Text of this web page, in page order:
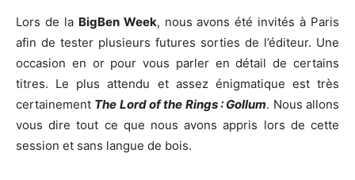
Lors de la BigBen Week, nous avons été invités à Paris
afin de tester plusieurs futures sorties de l’éditeur. Une
occasion en or pour vous parler en détail de certains
titres. Le plus attendu et assez énigmatique est très
certainement The Lord of the Rings : Gollum. Nous allons
vous dire tout ce que nous avons appris lors de cette
session et sans langue de bois.